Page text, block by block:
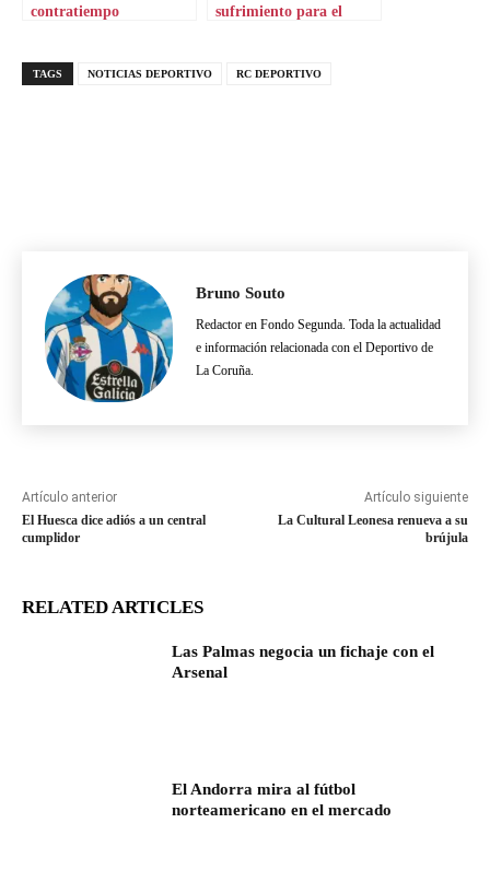
contratiempo
sufrimiento para el
TAGS NOTICIAS DEPORTIVO RC DEPORTIVO
Bruno Souto
Redactor en Fondo Segunda. Toda la actualidad
e información relacionada con el Deportivo de
La Coruña.
Artículo anterior
El Huesca dice adiós a un central
cumplidor
Artículo siguiente
La Cultural Leonesa renueva a su
brújula
RELATED ARTICLES
Las Palmas negocia un fichaje con el
Arsenal
El Andorra mira al fútbol
norteamericano en el mercado